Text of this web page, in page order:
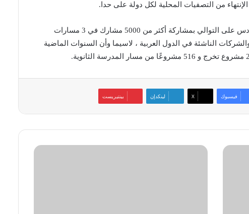
من التصفيات المحلية لكل دولة على حدا.
يذكر أن التحدي ينعقد خلال عام 2022 للعام السادس على التوالي بمشاركة أكثر من 5000 مشارك في 3 مسارات
الناشئة في الدول العربية ، لاسيما وأن السنوات الماضية
فيسبوك ‫X لينكدإن بينتيريست